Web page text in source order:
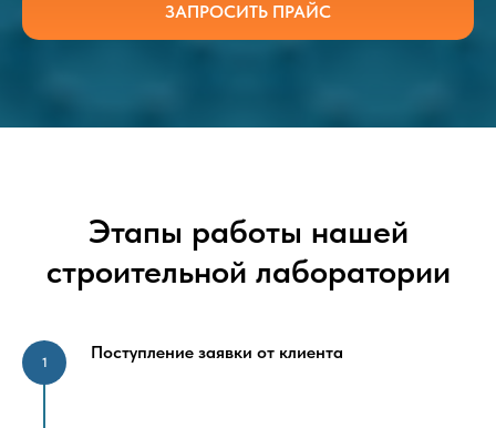
ЗАПРОСИТЬ ПРАЙС
Этапы работы нашей
строительной лаборатории
Поступление заявки от клиента